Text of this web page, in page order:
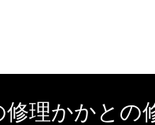
修理かかとの